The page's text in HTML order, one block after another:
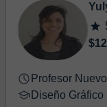
$12
Profesor Nuevo
Diseño Gráfico